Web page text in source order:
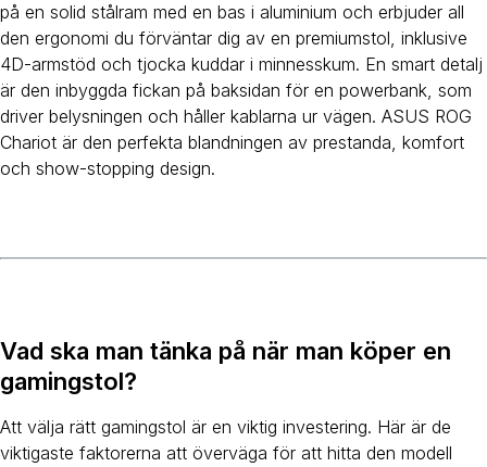
på en solid stålram med en bas i aluminium och erbjuder all
den ergonomi du förväntar dig av en premiumstol, inklusive
4D-armstöd och tjocka kuddar i minnesskum. En smart detalj
är den inbyggda fickan på baksidan för en powerbank, som
driver belysningen och håller kablarna ur vägen. ASUS ROG
Chariot är den perfekta blandningen av prestanda, komfort
och show-stopping design.
Vad ska man tänka på när man köper en
gamingstol?
Att välja rätt gamingstol är en viktig investering. Här är de
viktigaste faktorerna att överväga för att hitta den modell